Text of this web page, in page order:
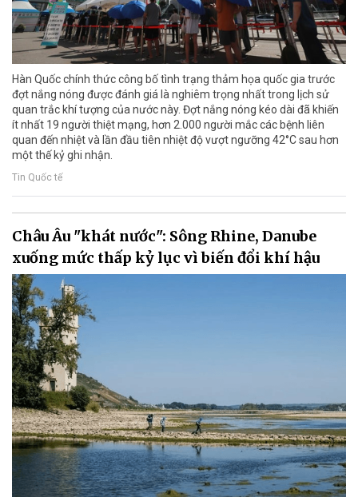
Hàn Quốc chính thức công bố tình trạng thảm họa quốc gia trước
đợt nắng nóng được đánh giá là nghiêm trọng nhất trong lịch sử
quan trắc khí tượng của nước này. Đợt nắng nóng kéo dài đã khiến
ít nhất 19 người thiệt mạng, hơn 2.000 người mắc các bệnh liên
quan đến nhiệt và lần đầu tiên nhiệt độ vượt ngưỡng 42°C sau hơn
một thế kỷ ghi nhận.
Tin Quốc tế
Châu Âu "khát nước": Sông Rhine, Danube
xuống mức thấp kỷ lục vì biến đổi khí hậu